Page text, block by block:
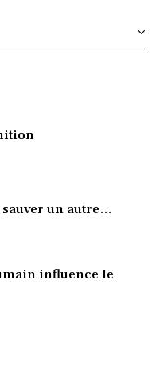
un autre…
influence le